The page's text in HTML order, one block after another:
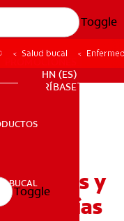
Toggle
SALUD BUCAL
HN (ES)
SUSCRÍBASE
BUCAL
Toggle
Salud bucal
y
encías